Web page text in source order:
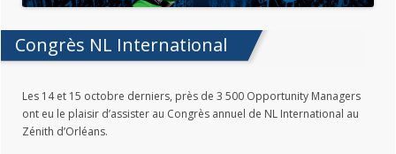
Congrès NL International
Les 14 et 15 octobre derniers, près de 3 500 Opportunity Managers
ont eu le plaisir d’assister au Congrès annuel de NL International au
Zénith d’Orléans.